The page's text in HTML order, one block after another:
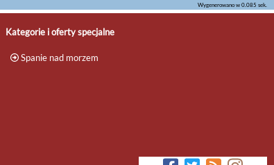
Wygenerowano w 0.085 sek.
Kategorie i oferty specjalne
Spanie nad morzem